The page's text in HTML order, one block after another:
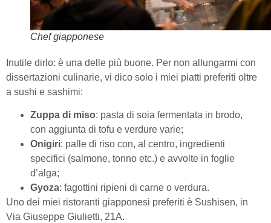
Chef giapponese
Inutile dirlo: è una delle più buone. Per non allungarmi con
dissertazioni culinarie, vi dico solo i miei piatti preferiti oltre
a sushi e sashimi:
Zuppa di miso: pasta di soia fermentata in brodo,
con aggiunta di tofu e verdure varie;
Onigiri: palle di riso con, al centro, ingredienti
specifici (salmone, tonno etc.) e avvolte in foglie
d’alga;
Gyoza: fagottini ripieni di carne o verdura.
Uno dei miei ristoranti giapponesi preferiti è Sushisen, in
Via Giuseppe Giulietti, 21A.